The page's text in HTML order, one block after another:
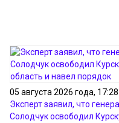
05 августа 2026 года, 17:28
Эксперт заявил, что
Солодчук освободил